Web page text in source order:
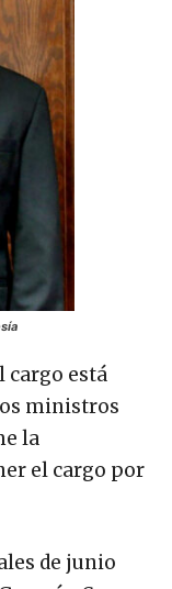
cargo está
ministros
la
el cargo por
de junio